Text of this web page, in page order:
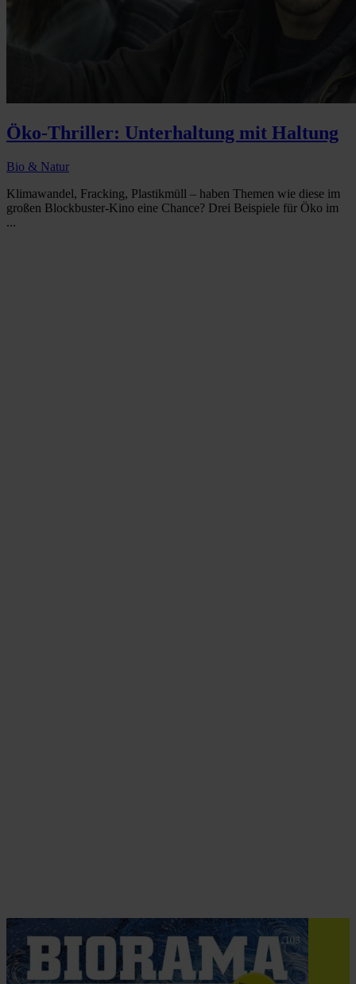
Öko-Thriller: Unterhaltung mit Haltung
Bio & Natur
Klimawandel, Fracking, Plastikmüll – haben Themen wie diese im
großen Blockbuster-Kino eine Chance? Drei Beispiele für Öko im
...